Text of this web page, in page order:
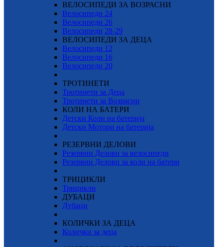
ВЕЛОСИПЕДИ ЗА ВОЗРАСНИ
Велосипеди 24
Велосипеди 26
Велосипеди 28-29
ВЕЛОСИПЕДИ ЗА ДЕЦА
Велосипеди 12
Велосипеди 16
Велосипеди 20
ТРОТИНЕТИ
Тротинети за Деца
Тротинети за Возрасни
КОЛИ НА БАТЕРИ
Детски Коли на батерија
Детски Мотори на батерија
РЕЗЕРВНИ ДЕЛОВИ
Резервни Делови за велосипеди
Резервни Делови за коли на батери
ТРИЦИКЛИ
Трицикли
ДУБАЦИ
Дубаци
КОЛИЧКИ ЗА ДЕЦА
Колички за деца